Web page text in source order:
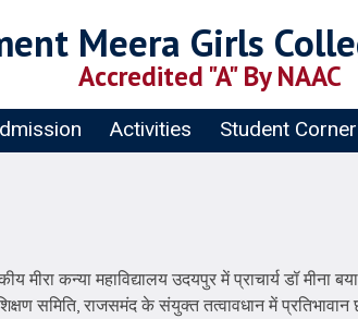
Meera Girls
Accredited "A" By NAAC
Activities Student Corner
कन्या महाविद्यालय उदयपुर में प्राचार्य डॉ मीना
समिति, राजसमंद के संयुक्त तत्वावधान में